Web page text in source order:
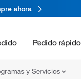
ahora
Pedido rápido
y Servicios